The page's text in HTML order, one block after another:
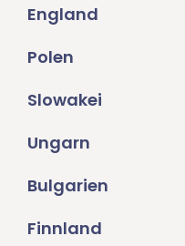
England
Polen
Slowakei
Ungarn
Bulgarien
Finnland